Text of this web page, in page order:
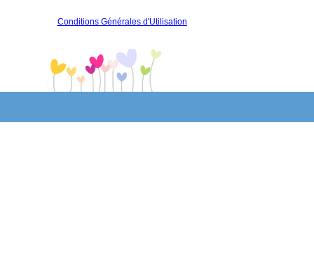
Conditions Générales d'Utilisation